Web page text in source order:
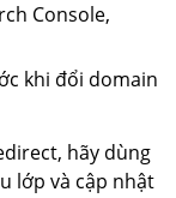
Console,
khi đổi domain
hãy dùng
lớp và cập nhật